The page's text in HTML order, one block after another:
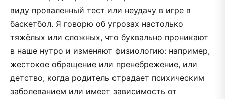
виду проваленный тест или неудачу в игре в
баскетбол. Я говорю об угрозах настолько
тяжёлых или сложных, что буквально проникают
в наше нутро и изменяют физиологию: например,
жестокое обращение или пренебрежение, или
детство, когда родитель страдает психическим
заболеванием или имеет зависимость от